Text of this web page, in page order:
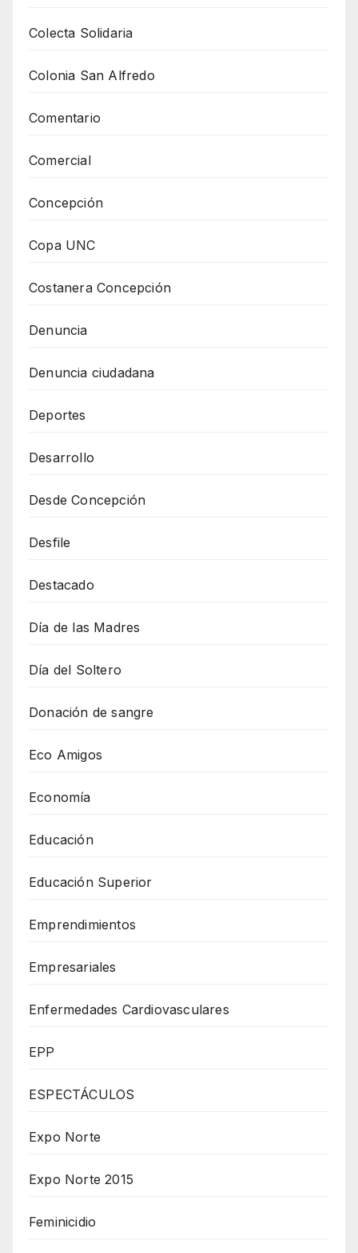
Colecta Solidaria
Colonia San Alfredo
Comentario
Comercial
Concepción
Copa UNC
Costanera Concepción
Denuncia
Denuncia ciudadana
Deportes
Desarrollo
Desde Concepción
Desfile
Destacado
Día de las Madres
Día del Soltero
Donación de sangre
Eco Amigos
Economía
Educación
Educación Superior
Emprendimientos
Empresariales
Enfermedades Cardiovasculares
EPP
ESPECTÁCULOS
Expo Norte
Expo Norte 2015
Feminicidio